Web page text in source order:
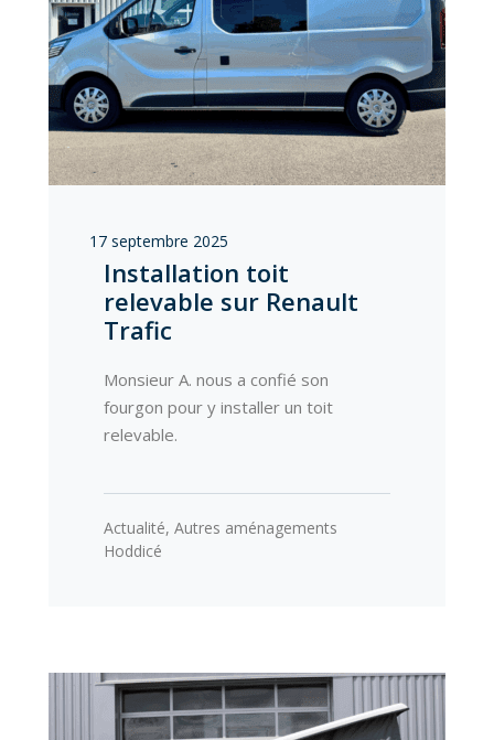
17 septembre 2025
Installation toit
relevable sur Renault
Trafic
Monsieur A. nous a confié son
fourgon pour y installer un toit
relevable.
Actualité, Autres aménagements
Hoddicé